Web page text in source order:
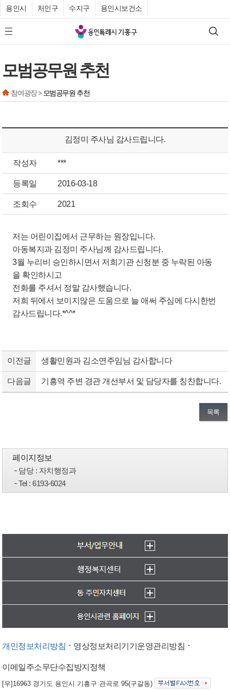
용인시 처인구 수지구 용인시보건소
모바일 메뉴 버튼
기
흥
청
검색
모범공무원 추천
참여광장 > 모범공무원 추천
김정미 주사님 감사드립니다.
작성자 ***
등록일 2016-03-18
조회수 2021
저는 어린이집에서 근무하는 원장입니다.
아동복지과 김정미 주사님께 감사드립니다.
3월 누리비 승인하시면서 저희기관 신청분 중 누락된 아동
을 확인하시고
전화를 주셔서 정말 감사했습니다.
저희 뒤에서 보이지않은 도움으로 늘 애써 주심에 다시한번
감사드립니다.*^^*
이전글 생활민원과 김소연주임님 감사합니다
다음글 기흥역 주변 경관 개선부서 및 담당자를 칭찬합니다.
목록
페이지정보
담당: 자치행정과
Tel: 6193-6024
개인정보처리방침 영상정보처리기기운영관리방침
이메일주소무단수집방지정책
[우]16963 경기도 용인시 기흥구 관곡로 95(구갈동)